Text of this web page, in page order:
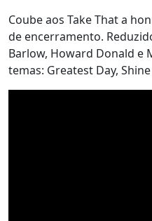
Coube aos Take That a
de encerramento.
Barlow, Howard Donald e
temas: Greatest Day,